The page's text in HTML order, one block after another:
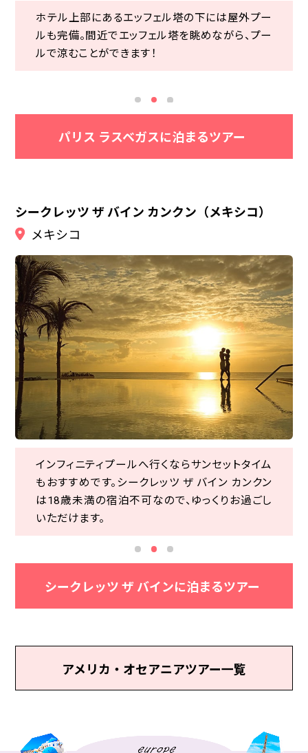
ホテル上部にあるエッフェル塔の下には屋外プー
ルも完備。間近でエッフェル塔を眺めながら、プー
ルで涼むことができます！
シルク ドゥ ソレイユ鑑賞やカジノ、ショッピングな
どが人気のラスベガス。グランドキャニオンやモニ
ュメントバレーなど「グランドサークル」への玄関
忠実に再現されたエッフェル塔や凱旋門が目立つ
パリをモチーフにしたホテル。エッフェル塔の展望
台から眺めるラスベガスの街並みは格別です。
ホテル上部にあるエッフェル塔の下には屋外プー
ルも完備。間近でエッフェル塔を眺めながら、プー
ルで涼むことができます！
パリス ラスベガスに泊まるツアー
シークレッツ ザ バイン カンクン（メキシコ）
メキシコ
インフィニティプールへ行くならサンセットタイム
もおすすめです。シークレッツ ザ バイン カンクン
は18歳未満の宿泊不可なので、ゆっくりお過ごし
いただけます。
憧れのカリブ海のリゾートには、オールインクルー
ます。好きなリゾートでくつろぎのひとときを。
カリブ海とラグーンの両方を一望できる！眺望重
視のカップル・ハネムーナーにぴったりなオール
インクルーシブのリゾートホテルです。
インフィニティプールへ行くならサンセットタイム
もおすすめです。シークレッツ ザ バイン カンクン
は18歳未満の宿泊不可なので、ゆっくりお過ごし
いただけます。
シークレッツ ザ バインに泊まるツアー
アメリカ・オセアニアツアー一覧